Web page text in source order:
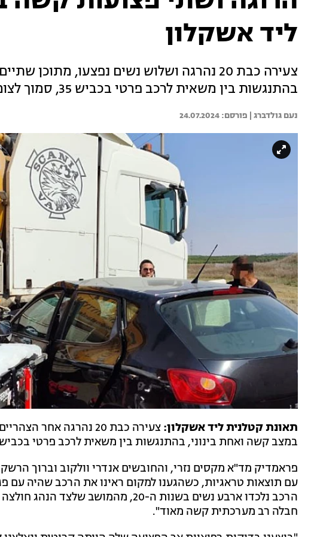
ליד אשקלון
צעירה כבת 20 נהרגה ושלוש נשים נפצעו,
בהתנגשות בין משאית לרכב פרטי בכביש 35, סמוך לצומת גבעתי
נעם גולדברג | 24.07.2024
תאונת קטלנית ליד אשקלון:
צעירה כבת 20 נהרגה
במצב קשה ואחת בינוני, בהתנגשות בין משאית לרכב פרטי בכביש 35, סמוך לצומת גבעתי.
פראמדיק מד"א מקסים נזרי, והחובשים אנדרי וולקוב וברוך
עם תוצאות טראגיות, כשהגענו למקום ראינו את הרכב שהיה עם
הרכב נלכדו ארבע נשים בשנות ה-20,
חבלה רב מערכתית קשה מאוד".